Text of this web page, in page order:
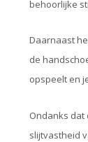
behoorlijke
Daarnaast
de
opspeelt en
Ondanks dat
slijtvastheid